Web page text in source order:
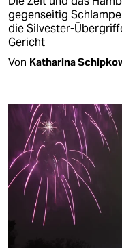
gegenseitig
die Silvester-
Gericht
Von Katharina